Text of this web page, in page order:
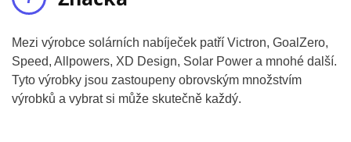
Mezi výrobce solárních nabíječek patří Victron, GoalZero,
Speed, Allpowers, XD Design, Solar Power a mnohé další.
Tyto výrobky jsou zastoupeny obrovským množstvím
výrobků a vybrat si může skutečně každý.